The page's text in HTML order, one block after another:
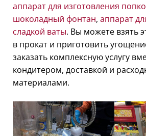
аппарат для изготовления
шоколадный фонтан, аппарат
сладкой ваты. Вы можете взять
в прокат и приготовить
заказать комплексную услугу
кондитером, доставкой и
материалами.